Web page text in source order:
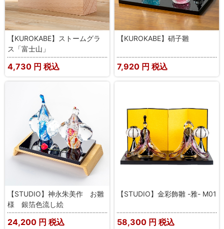
【KUROKABE】ストームグラ
ス「富士山」
4,730 円 税込
【KUROKABE】硝子雛
7,920 円 税込
【STUDIO】神永朱美作 お雛
様 銀箔色流し絵
24,200 円 税込
【STUDIO】金彩飾雛 -雅- M01
58,300 円 税込